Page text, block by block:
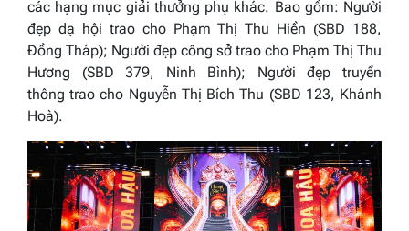
các hạng mục giải thưởng phụ khác. Bao gồm: Người
đẹp dạ hội trao cho Phạm Thị Thu Hiền (SBD 188,
Đồng Tháp); Người đẹp công sở trao cho Phạm Thị Thu
Hương (SBD 379, Ninh Bình); Người đẹptruyền
thông trao cho Nguyễn Thị Bích Thu (SBD 123, Khánh
Hoà).